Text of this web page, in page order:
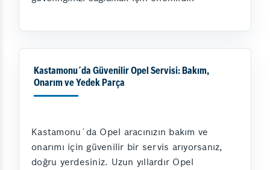
Kastamonu´da Güvenilir Opel Servisi: Bakım,
Onarım ve Yedek Parça
Kastamonu´da Opel aracınızın bakım ve
onarımı için güvenilir bir servis arıyorsanız,
doğru yerdesiniz. Uzun yıllardır Opel